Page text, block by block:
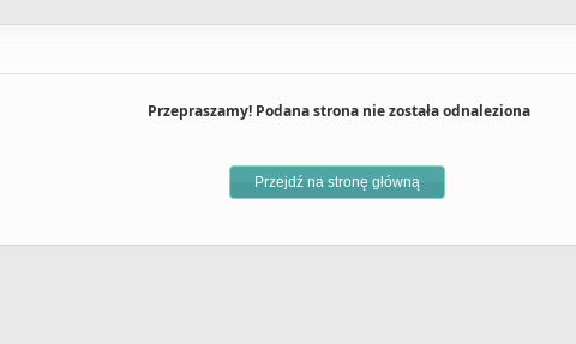
Przepraszamy! Podana strona nie została odnaleziona
Przejdź na stronę główną